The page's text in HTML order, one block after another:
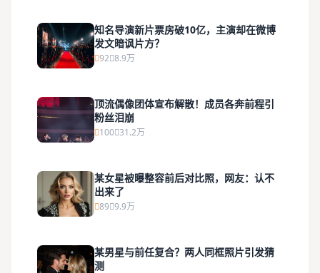
知名导演新片票房破10亿，主演却在微博
发文暗讽片方？
92 8.9万
顶流偶像团体宣布解散！成员各奔前程引
粉丝泪崩
100 31.2万
某女星被曝整容前后对比照，网友：认不
出来了
89 9.9万
某男星与前任复合？两人同框照片引发猜
测